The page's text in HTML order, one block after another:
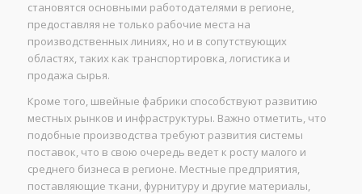
становятся основными работодателями в регионе,
предоставляя не только рабочие места на
производственных линиях, но и в сопутствующих
областях, таких как транспортировка, логистика и
продажа сырья.
Кроме того, швейные фабрики способствуют развитию
местных рынков и инфраструктуры. Важно отметить, что
подобные производства требуют развития системы
поставок, что в свою очередь ведет к росту малого и
среднего бизнеса в регионе. Местные предприятия,
поставляющие ткани, фурнитуру и другие материалы,